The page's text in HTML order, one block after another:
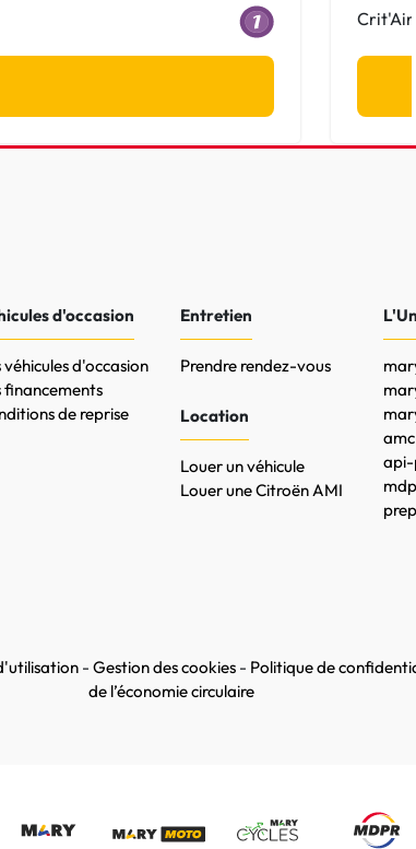
Crit'Air
d'occasion
véhicules d'occasion
financements
de reprise
Entretien
Prendre rendez-vous
Location
Louer un véhicule
Louer une Citroën AMI
api-
- Gestion des cookies - Politique de
de l’économie circulaire